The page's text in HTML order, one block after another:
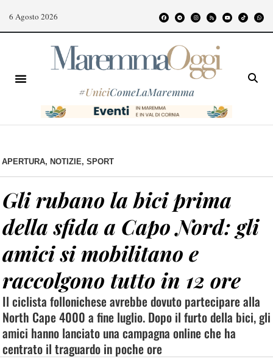
6 Agosto 2026
#UniciComeLaMaremma
APERTURA, NOTIZIE, SPORT
Gli rubano la bici prima
della sfida a Capo Nord: gli
amici si mobilitano e
raccolgono tutto in 12 ore
Il ciclista follonichese avrebbe dovuto partecipare alla
North Cape 4000 a fine luglio. Dopo il furto della bici, gli
amici hanno lanciato una campagna online che ha
centrato il traguardo in poche ore